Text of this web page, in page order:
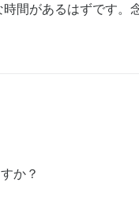
間があるはずです。
か？